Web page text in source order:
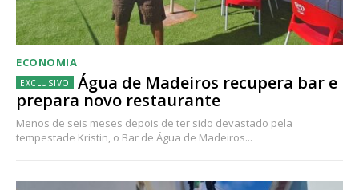
ECONOMIA
Água de Madeiros recupera bar e
prepara novo restaurante
Menos de seis meses depois de ter sido devastado pela
tempestade Kristin, o Bar de Água de Madeiros...